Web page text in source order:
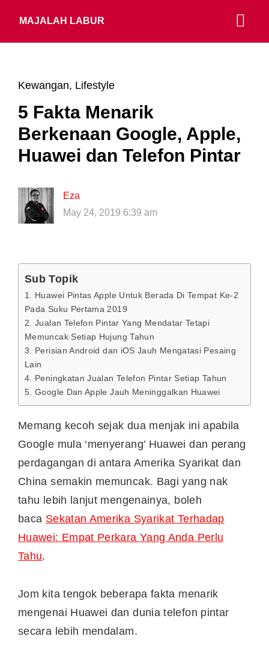
MAJALAH LABUR
Kewangan, Lifestyle
5 Fakta Menarik
Berkenaan Google, Apple,
Huawei dan Telefon Pintar
Eza
May 24, 2019 6:39 am
Sub Topik
1. Huawei Pintas Apple Untuk Berada Di Tempat Ke-2
Pada Suku Pertama 2019
2. Jualan Telefon Pintar Yang Mendatar Tetapi
Memuncak Setiap Hujung Tahun
3. Perisian Android dan iOS Jauh Mengatasi Pesaing
Lain
4. Peningkatan Jualan Telefon Pintar Setiap Tahun
5. Google Dan Apple Jauh Meninggalkan Huawei
Memang kecoh sejak dua menjak ini apabila
Google mula ‘menyerang’ Huawei dan perang
perdagangan di antara Amerika Syarikat dan
China semakin memuncak. Bagi yang nak
tahu lebih lanjut mengenainya, boleh
baca Sekatan Amerika Syarikat Terhadap
Huawei: Empat Perkara Yang Anda Perlu
Tahu.
Jom kita tengok beberapa fakta menarik
mengenai Huawei dan dunia telefon pintar
secara lebih mendalam.